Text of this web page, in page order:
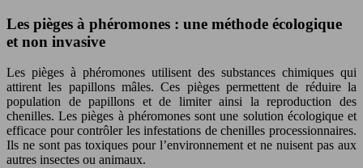
Les pièges à phéromones : une méthode écologique
et non invasive
Les pièges à phéromones utilisent des substances chimiques qui
attirent les papillons mâles. Ces pièges permettent de réduire la
population de papillons et de limiter ainsi la reproduction des
chenilles. Les pièges à phéromones sont une solution écologique et
efficace pour contrôler les infestations de chenilles processionnaires.
Ils ne sont pas toxiques pour l’environnement et ne nuisent pas aux
autres insectes ou animaux.